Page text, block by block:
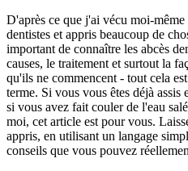
D'après ce que j'ai vécu moi-même
dentistes et appris beaucoup de
important de connaître les abcès
causes, le traitement et surtout la
qu'ils ne commencent - tout cela
terme. Si vous vous êtes déjà
si vous avez fait couler de l'eau
moi, cet article est pour vous.
appris, en utilisant un langage
conseils que vous pouvez